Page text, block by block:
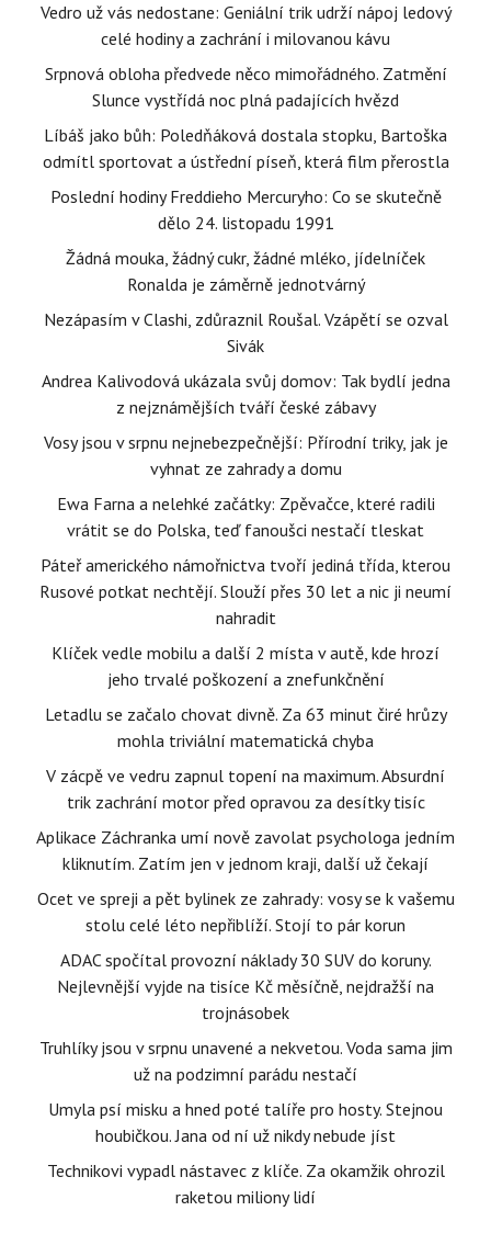
Vedro už vás nedostane: Geniální trik udrží nápoj ledový
celé hodiny a zachrání i milovanou kávu
Srpnová obloha předvede něco mimořádného. Zatmění
Slunce vystřídá noc plná padajících hvězd
Líbáš jako bůh: Poledňáková dostala stopku, Bartoška
odmítl sportovat a ústřední píseň, která film přerostla
Poslední hodiny Freddieho Mercuryho: Co se skutečně
dělo 24. listopadu 1991
Žádná mouka, žádný cukr, žádné mléko, jídelníček
Ronalda je záměrně jednotvárný
Nezápasím v Clashi, zdůraznil Roušal. Vzápětí se ozval
Sivák
Andrea Kalivodová ukázala svůj domov: Tak bydlí jedna
z nejznámějších tváří české zábavy
Vosy jsou v srpnu nejnebezpečnější: Přírodní triky, jak je
vyhnat ze zahrady a domu
Ewa Farna a nelehké začátky: Zpěvačce, které radili
vrátit se do Polska, teď fanoušci nestačí tleskat
Páteř amerického námořnictva tvoří jediná třída, kterou
Rusové potkat nechtějí. Slouží přes 30 let a nic ji neumí
nahradit
Klíček vedle mobilu a další 2 místa v autě, kde hrozí
jeho trvalé poškození a znefunkčnění
Letadlu se začalo chovat divně. Za 63 minut čiré hrůzy
mohla triviální matematická chyba
V zácpě ve vedru zapnul topení na maximum. Absurdní
trik zachrání motor před opravou za desítky tisíc
Aplikace Záchranka umí nově zavolat psychologa jedním
kliknutím. Zatím jen v jednom kraji, další už čekají
Ocet ve spreji a pět bylinek ze zahrady: vosy se k vašemu
stolu celé léto nepřiblíží. Stojí to pár korun
ADAC spočítal provozní náklady 30 SUV do koruny.
Nejlevnější vyjde na tisíce Kč měsíčně, nejdražší na
trojnásobek
Truhlíky jsou v srpnu unavené a nekvetou. Voda sama jim
už na podzimní parádu nestačí
Umyla psí misku a hned poté talíře pro hosty. Stejnou
houbičkou. Jana od ní už nikdy nebude jíst
Technikovi vypadl nástavec z klíče. Za okamžik ohrozil
raketou miliony lidí